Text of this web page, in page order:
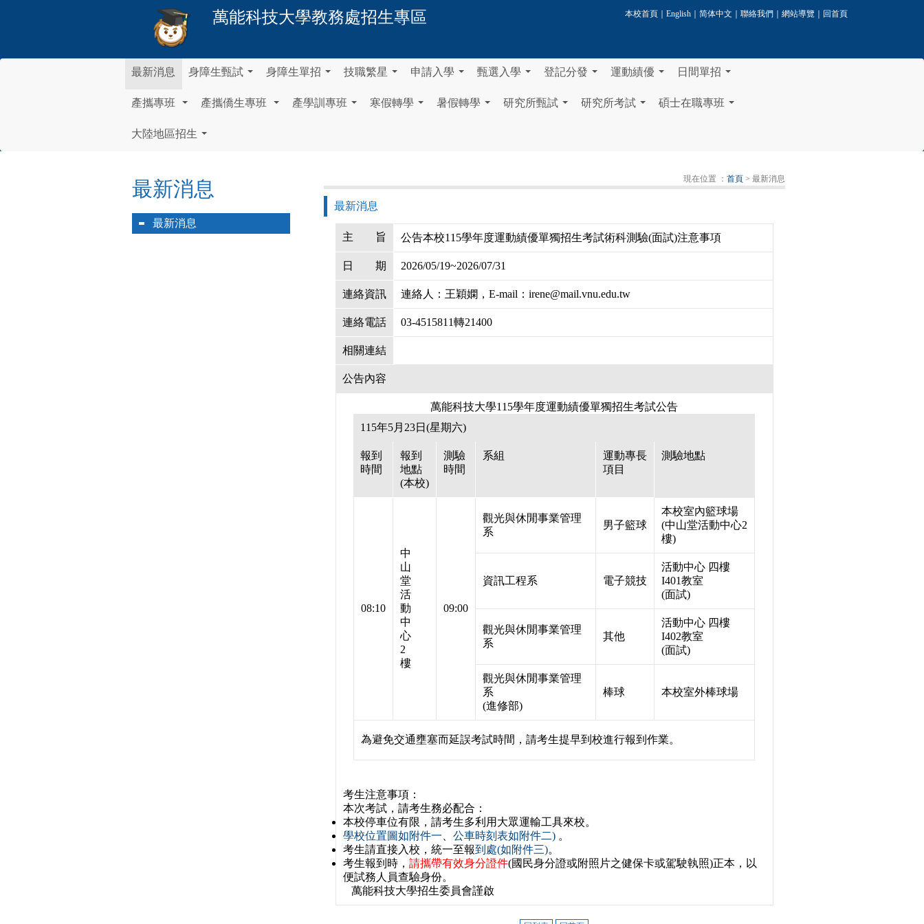
萬能科技大學教務處招生專區 本校首頁 ｜English ｜简体中文 ｜聯絡我們 ｜網站導覽 回首頁
最新消息 身障生甄試 身障生單招 技職繁星 申請入學 甄選入學 登記分發 運動績優 日間單招
產攜專班
產攜僑生專班 產學訓專班 寒假轉學 暑假轉學 研究所甄試 研究所考試 碩士在職專班
大陸地區招生
最新消息
最新消息
現在位置 ： 首頁 > 最新消息
最新消息
主 旨 公告本校115學年度運動績優單獨招生考試術科測驗(面試)注意事項
日 期 2026/05/19~2026/07/31
連絡資訊 連絡人：王穎嫻，E-mail：irene@mail.vnu.edu.tw
連絡電話 03-4515811轉21400
相關連結
公告內容
萬能科技大學115學年度運動績優單獨招生考試公告
115年5月23日(星期六)
報到
時間
報到
地點
(本校)
測驗
時間
系組
運動專長
項目
測驗地點
08:10
中
山
堂
活
動
中
心
2
樓
09:00
觀光與休閒事業管理
系
男子籃球
本校室內籃球場
(中山堂活動中心2
樓)
資訊工程系 電子競技
活動中心 四樓
I401教室
(面試)
觀光與休閒事業管理
系
其他
活動中心 四樓
I402教室
(面試)
觀光與休閒事業管理
系
(進修部)
棒球 本校室外棒球場
為避免交通壅塞而延誤考試時間，請考生提早到校進行報到作業。
考生注意事項：
本次考試，請考生務必配合：
本校停車位有限，請考生多利用大眾運輸工具來校。
學校位置圖如附件一
公車時刻表如附件二)。
考生請直接入校，統一至報到處(如附件三)。
考生報到時， 請攜帶有效身分證件(國民身分證或附照片之健保卡或駕駛執照)正本，以
便試務人員查驗身份。
萬能科技大學招生委員會謹啟